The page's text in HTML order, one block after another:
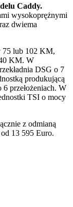
Caddy.
wysokoprężnymi
dwiema
75 lub 102 KM,
KM. W
DSG o 7
produkującą
przełożeniach. W
TSI o mocy
z odmianą
13 595 Euro.